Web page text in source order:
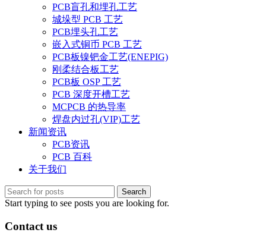
PCB盲孔和埋孔工艺
城垛型 PCB 工艺
PCB埋头孔工艺
嵌入式铜币 PCB 工艺
PCB板镍钯金工艺(ENEPIG)
刚柔结合板工艺
PCB板 OSP 工艺
PCB 深度开槽工艺
MCPCB 的热导率
焊盘内过孔(VIP)工艺
新闻资讯
PCB资讯
PCB 百科
关于我们
Search
Start typing to see posts you are looking for.
Contact us